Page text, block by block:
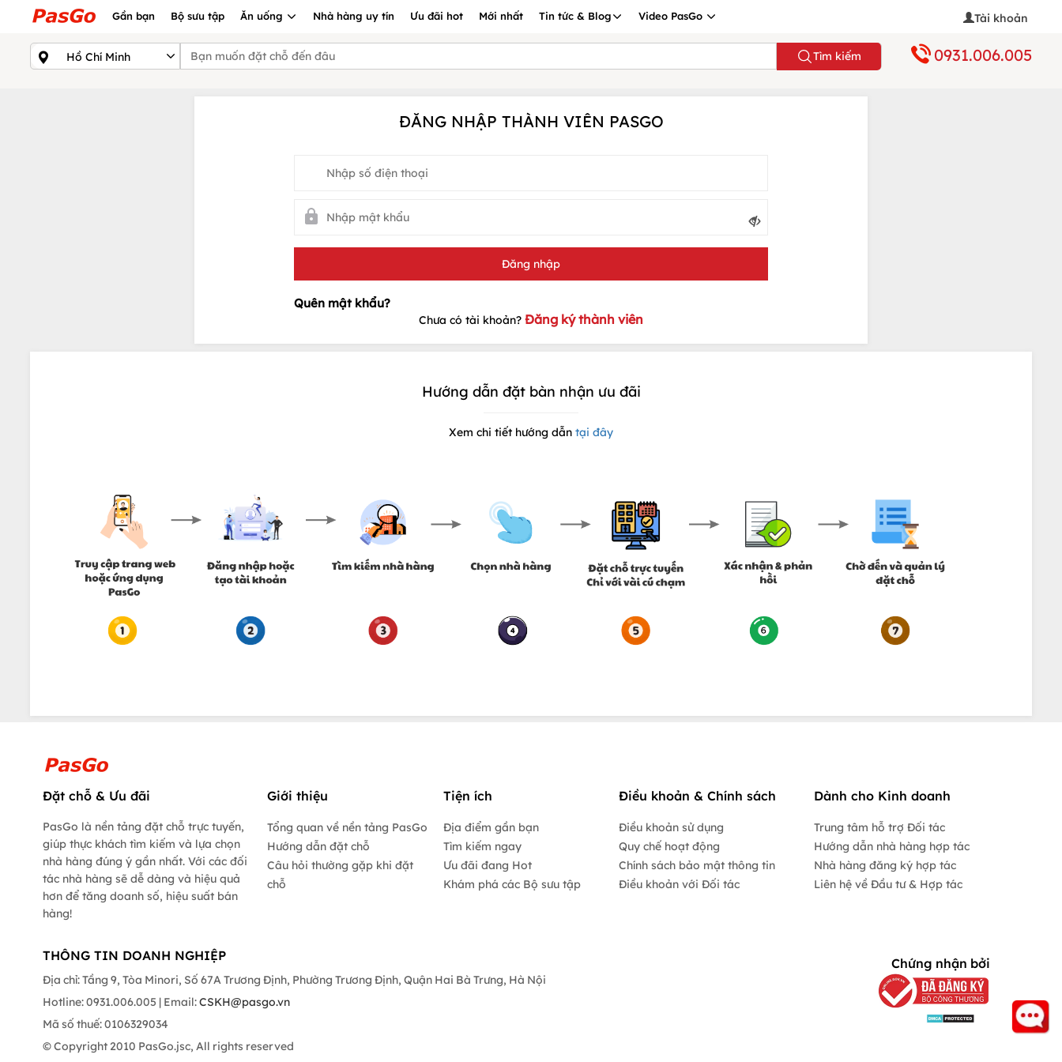
Gần bạn Bộ sưu tập Ăn uống Nhà hàng uy tín Ưu đãi hot Mới nhất Tin tức & Blog Video PasGo Tài khoản
Tìm kiếm 0931.006.005
ĐĂNG NHẬP THÀNH VIÊN PASGO
Chưa có tài khoản? Đăng ký thành viên
Hướng dẫn đặt bàn nhận ưu đãi
Xem chi tiết hướng dẫn tại đây
Đặt chỗ & Ưu đãi
PasGo là nền tảng đặt chỗ trực tuyến,
giúp thực khách tìm kiếm và lựa chọn
nhà hàng đúng ý gần nhất. Với các đối
tác nhà hàng sẽ dễ dàng và hiệu quả
hơn để tăng doanh số, hiệu suất bán
hàng!
Giới thiệu
Tổng quan về nền tảng PasGo
Hướng dẫn đặt chỗ
Câu hỏi thường gặp khi đặt
chỗ
Tiện ích
Địa điểm gần bạn
Tìm kiếm ngay
Ưu đãi đang Hot
Khám phá các Bộ sưu tập
Điều khoản & Chính sách
Điều khoản sử dụng
Quy chế hoạt động
Chính sách bảo mật thông tin
Điều khoản với Đối tác
Dành cho Kinh doanh
Trung tâm hỗ trợ Đối tác
Hướng dẫn nhà hàng hợp tác
Nhà hàng đăng ký hợp tác
Liên hệ về Đầu tư & Hợp tác
THÔNG TIN DOANH NGHIỆP
Địa chỉ: Tầng 9, Tòa Minori, Số 67A Trương Định, Phường Trương Định, Quận Hai Bà Trưng, Hà Nội
Hotline: 0931.006.005 | Email:CSKH@pasgo.vn
Mã số thuế: 0106329034
© Copyright 2010 PasGo.jsc, All rights reserved
Chứng nhận bởi